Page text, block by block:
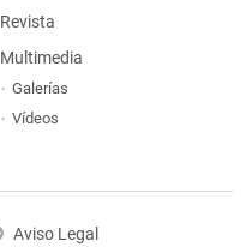
Revista
Multimedia
Galerías
Vídeos
Aviso Legal